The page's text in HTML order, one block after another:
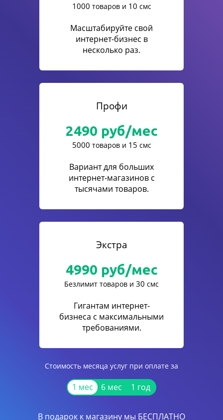
1000 товаров и 10 смс
Масштабируйте свой
интернет-бизнес в
несколько раз.
Профи
2490 руб/мес
5000 товаров и 15 смс
Вариант для больших
интернет-магазинов с
тысячами товаров.
Экстра
4990 руб/мес
Безлимит товаров и 30 смс
Гигантам интернет-
бизнеса с максимальными
требованиями.
Стоимость месяца услуг при оплате за
1 мес 6 мес 1 год
В подарок к магазину мы БЕСПЛАТНО